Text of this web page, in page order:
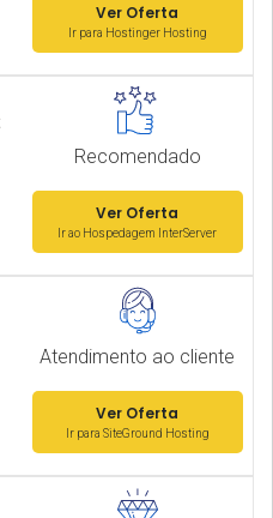
Ver Oferta
Ir para Hostinger Hosting
Recomendado
Ver Oferta
Ir ao Hospedagem InterServer
Atendimento ao cliente
Ver Oferta
Ir para SiteGround Hosting